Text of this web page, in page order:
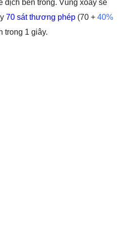
địch bên trong. Vùng xoáy sẽ
70 sát thương phép (70 + 40%
trong 1 giây.